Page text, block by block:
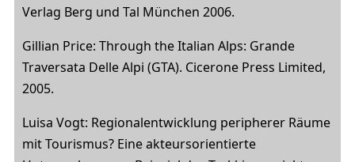
Verlag Berg und Tal München 2006.
Gillian Price: Through the Italian Alps: Grande
Traversata Delle Alpi (GTA). Cicerone Press Limited,
2005.
Luisa Vogt: Regionalentwicklung peripherer Räume
mit Tourismus? Eine akteursorientierte